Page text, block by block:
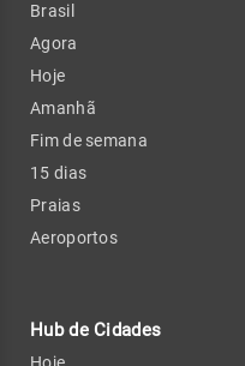
Brasil
Agora
Hoje
Amanhã
Fim de semana
15 dias
Praias
Aeroportos
Hub de Cidades